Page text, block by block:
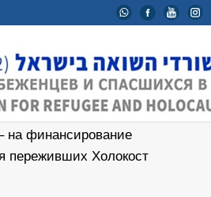
на финансирование
переживших Холокост